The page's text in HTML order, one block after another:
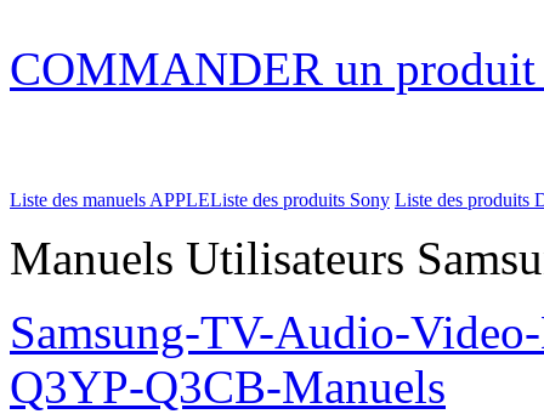
COMMANDER un
Liste des manuels APPLEListe des produits Sony Liste des produits
Manuels Utilisateurs
Samsung-TV-Audio-
Q3YP-Q3CB-Manuels